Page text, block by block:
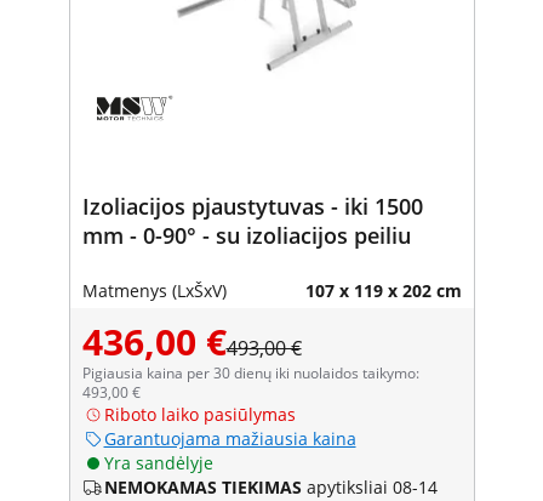
Izoliacijos pjaustytuvas - iki 1500
mm - 0-90° - su izoliacijos peiliu
Matmenys (LxŠxV) 107 x 119 x 202 cm
436,00 €493,00 €
Pigiausia kaina per 30 dienų iki nuolaidos taikymo:
493,00 €
Riboto laiko pasiūlymas
Garantuojama mažiausia kaina
Yra sandėlyje
NEMOKAMAS TIEKIMAS apytiksliai 08-14